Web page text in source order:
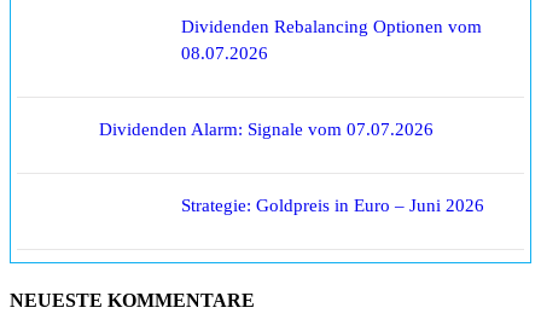
Dividenden Rebalancing Optionen vom
08.07.2026
Dividenden Alarm: Signale vom 07.07.2026
Strategie: Goldpreis in Euro – Juni 2026
NEUESTE KOMMENTARE